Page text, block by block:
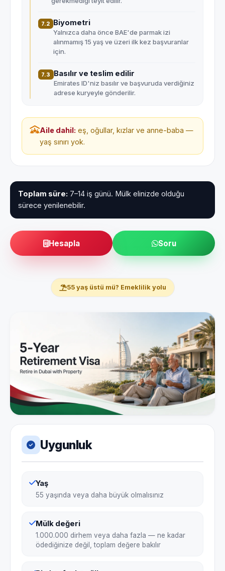
7.2 Biyometri
Yalnızca daha önce BAE'de parmak izi
alınmamış 15 yaş ve üzeri ilk kez başvuranlar
için.
7.3 Basılır ve teslim edilir
Emirates ID'niz basılır ve başvuruda verdiğiniz
adrese kuryeyle gönderilir.
Aile dahil: eş, oğullar, kızlar ve anne-baba —
yaş sınırı yok.
Toplam süre: 7–14 iş günü. Mülk elinizde olduğu
sürece yenilenebilir.
Hesapla Soru
55 yaş üstü mü? Emeklilik yolu
Uygunluk
Yaş
55 yaşında veya daha büyük olmalısınız
Mülk değeri
1.000.000 dirhem veya daha fazla — ne kadar
ödediğinize değil, toplam değere bakılır